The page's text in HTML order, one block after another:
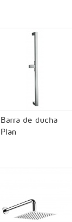
Barra de ducha
Plan